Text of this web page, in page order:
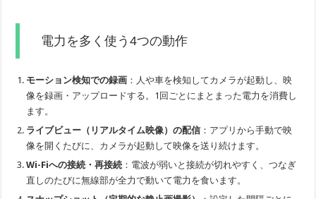
電力を多く使う4つの動作
モーション検知での録画 ：人や車を検知してカメラが起動し、映
像を録画・アップロードする。1回ごとにまとまった電力を消費し
ます。
ライブビュー（リアルタイム映像）の配信 ：アプリから手動で映
像を開くたびに、カメラが起動して映像を送り続けます。
Wi-Fiへの接続・再接続 ：電波が弱いと接続が切れやすく、つなぎ
直しのたびに無線部が全力で動いて電力を食います。